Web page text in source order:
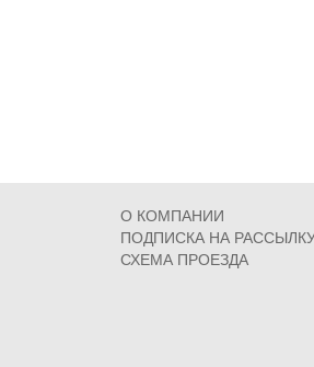
О КОМПАНИИ
ПОДПИСКА НА
СХЕМА ПРОЕЗДА